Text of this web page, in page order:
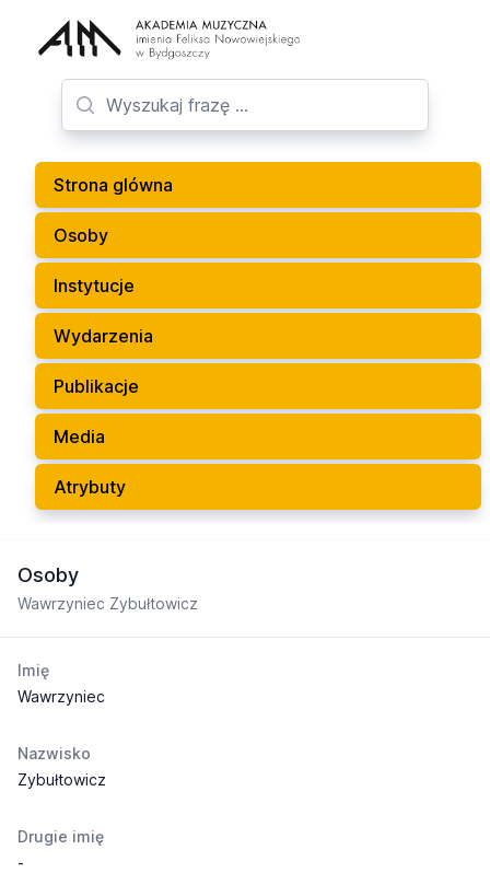
Strona glówna
Osoby
Instytucje
Wydarzenia
Publikacje
Media
Atrybuty
Osoby
Wawrzyniec Zybułtowicz
Imię
Wawrzyniec
Nazwisko
Zybułtowicz
Drugie imię
-